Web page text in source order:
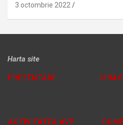
3 octombrie 2022
Harta site
PREZENTARE CUM
ACTIVITATEA AVP